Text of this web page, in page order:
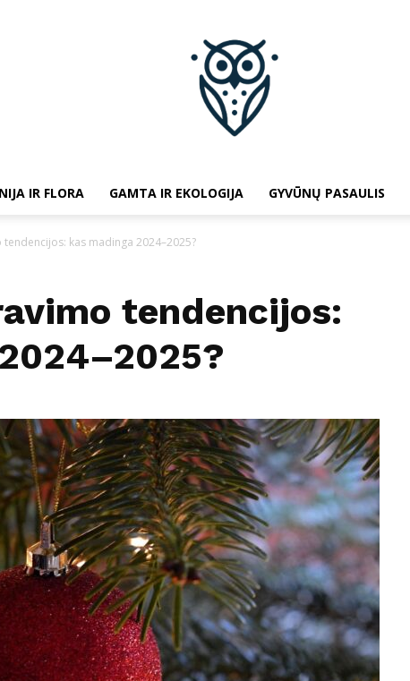
IR FLORA GAMTA IR EKOLOGIJA GYVŪNŲ PASAULIS
kas madinga 2024–2025?
tendencijos: